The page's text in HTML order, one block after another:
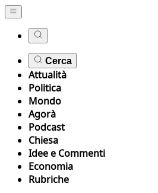
Cerca
Attualità
Politica
Mondo
Agorà
Podcast
Chiesa
Idee e Commenti
Economia
Rubriche